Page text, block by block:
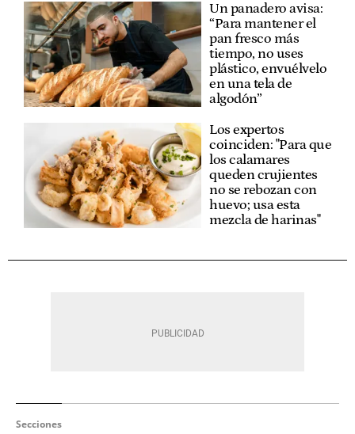
Un panadero avisa:
“Para mantener el
pan fresco más
tiempo, no uses
plástico, envuélvelo
en una tela de
algodón”
Los expertos
coinciden: "Para que
los calamares
queden crujientes
no se rebozan con
huevo; usa esta
mezcla de harinas"
Secciones